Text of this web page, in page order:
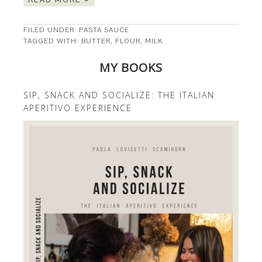
FILED UNDER: PASTA SAUCE
TAGGED WITH: BUTTER, FLOUR, MILK
MY BOOKS
SIP, SNACK AND SOCIALIZE: THE ITALIAN
APERITIVO EXPERIENCE